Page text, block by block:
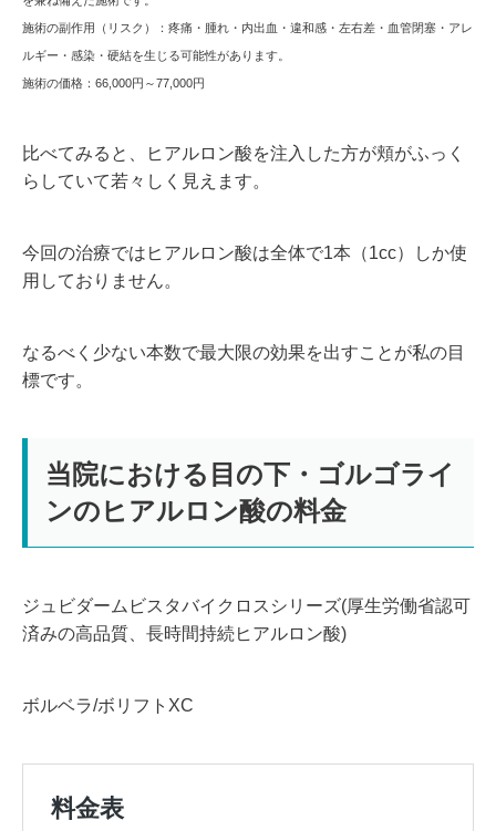
施術の副作用（リスク）： 疼痛・腫れ・内出血・違和感・左右差・血管閉塞・アレ
ルギー・感染・硬結を生じる可能性があります。
施術の価格：66,000円～77,000円
比べてみると、ヒアルロン酸を注入した方が頬がふっく
らしていて若々しく見えます。
今回の治療ではヒアルロン酸は全体で1本（1cc）しか使
用しておりません。
なるべく少ない本数で最大限の効果を出すことが私の目
標です。
当院における目の下・ゴルゴライ
ンのヒアルロン酸の料金
ジュビダームビスタバイクロスシリーズ(厚生労働省認可
済みの高品質、長時間持続ヒアルロン酸)
ボルベラ/ボリフトXC